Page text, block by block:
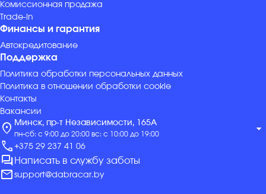
Комиссионная продажа
Trade-in
Финансы и гарантия
Автокредитование
Поддержка
Политика обработки персональных данных
Политика в отношении обработки cookie
Контакты
Вакансии
location_on Минск, пр-т Независимости, 165А
пн-сб: с 9:00 до 20:00 вс: с 10:00 до 19:00
arrow_drop_down
call +375 29 237 41 06
forum Написать в службу заботы
mail support@dabracar.by